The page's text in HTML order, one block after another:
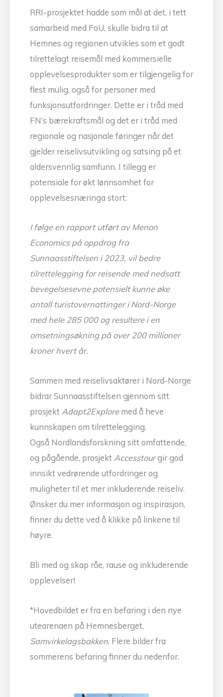
RRI-prosjektet hadde som mål at det, i tett
samarbeid med FoU, skulle bidra til at
Hemnes og regionen utvikles som et godt
tilrettelagt reisemål med kommersielle
opplevelsesprodukter som er tilgjengelig for
flest mulig, også for personer med
funksjonsutfordringer. Dette er i tråd med
FN’s bærekraftsmål og det er i tråd med
regionale og nasjonale føringer når det
gjelder reiselivsutvikling og satsing på et
aldersvennlig samfunn. I tillegg er
potensiale for økt lønnsomhet for
opplevelsesnæringa stort:
I følge en rapport utført av Menon
Economics på oppdrag fra
Sunnaasstiftelsen i 2023, vil bedre
tilrettelegging for reisende med nedsatt
bevegelsesevne potensielt kunne øke
antall turistovernattinger i Nord-Norge
med hele 285 000 og resultere i en
omsetningsøkning på over 200 millioner
kroner hvert år.
Sammen med reiselivsaktører i Nord-Norge
bidrar Sunnaasstiftelsen gjennom sitt
prosjekt Adapt2Exploremed å heve
kunnskapen om tilrettelegging.
Også Nordlandsforskning sitt omfattende,
og pågående, prosjekt Accesstourgir god
innsikt vedrørende utfordringer og
muligheter til et mer inkluderende reiseliv.
Ønsker du mer informasjon og inspirasjon,
finner du dette ved å klikke på linkene til
høyre.
Bli med og skap råe, rause og inkluderende
opplevelser!
*Hovedbildet er fra en befaring i den nye
utearenaen på Hemnesberget,
Samvirkelagsbakken. Flere bilder fra
sommerens befaring finner du nedenfor.